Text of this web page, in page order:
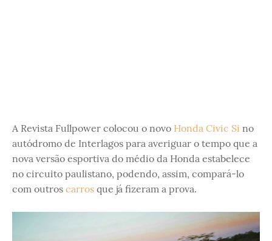
A Revista Fullpower colocou o novo Honda Civic Si no
autódromo de Interlagos para averiguar o tempo que a
nova versão esportiva do médio da Honda estabelece
no circuito paulistano, podendo, assim, compará-lo
com outros carros que já fizeram a prova.